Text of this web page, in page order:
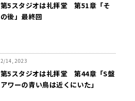
第5スタジオは礼拝堂 第51章「そ
の後」最終回
2/14, 2023
第5スタジオは礼拝堂 第44章「S盤
アワーの青い鳥は近くにいた」